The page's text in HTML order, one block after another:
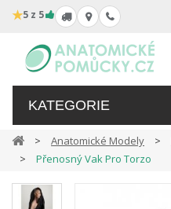
★5 z 5
KATEGORIE
Anatomické Modely
Přenosný Vak Pro Torzo